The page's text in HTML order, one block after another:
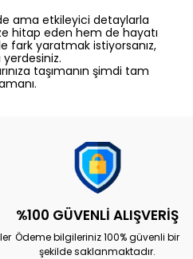
ama etkileyici detaylarla
hitap eden hem de hayatı
fark yaratmak istiyorsanız,
taşımanın şimdi tam
%100 GÜVENLİ ALIŞVERİŞ
Ödeme bilgileriniz 100% güvenli bir
şekilde saklanmaktadır.